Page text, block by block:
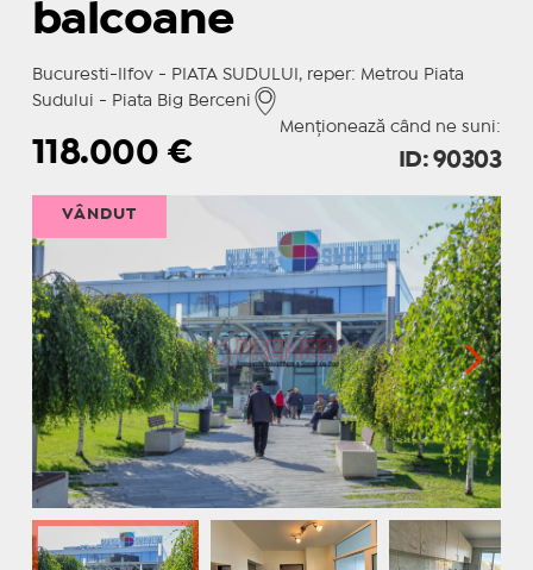
balcoane
Bucuresti-Ilfov - PIATA SUDULUI, reper: Metrou Piata
Sudului - Piata Big Berceni
Menționează când ne suni:
118.000 € ID: 90303
VÂNDUT